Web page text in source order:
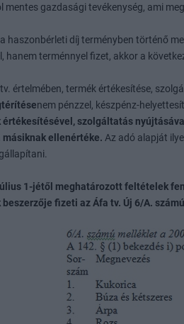
mentes gazdasági tevékenység, ami
haszonbérleti díj terményben történő
hanem terménnyel fizet, akkor a
értelmében, termék értékesítése,
nem pénzzel, készpénz-
értékesítésével, szolgáltatás
másiknak ellenértéke. Az adó alapját
1-jétől meghatározott feltételek
beszerzője fizeti az Áfa tv. Új 6/A.